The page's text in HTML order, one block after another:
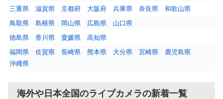
三重県
滋賀県 京都府 大阪府 兵庫県 奈良県
和歌山県
鳥取県
島根県 岡山県 広島県
山口県
徳島県
香川県 愛媛県
高知県
福岡県
佐賀県 長崎県 熊本県 大分県 宮崎県
鹿児島県
沖縄県
海外や日本全国のライブカメラの新着一覧